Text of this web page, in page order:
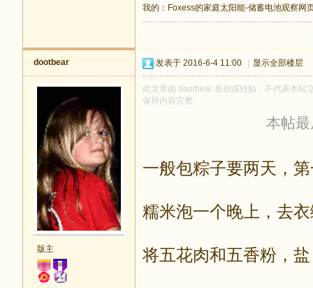
我的： Foxess的家庭太阳能-储蓄电池观察网
dootbear
版主
发表于 2016-6-4 11:00 显示全部楼层
此文章由 dootbear 原创或转贴，不代表本站
保持内容完整
本帖
一般包粽子要两天，
糯米泡一个晚上，去
将五花肉和五香粉，